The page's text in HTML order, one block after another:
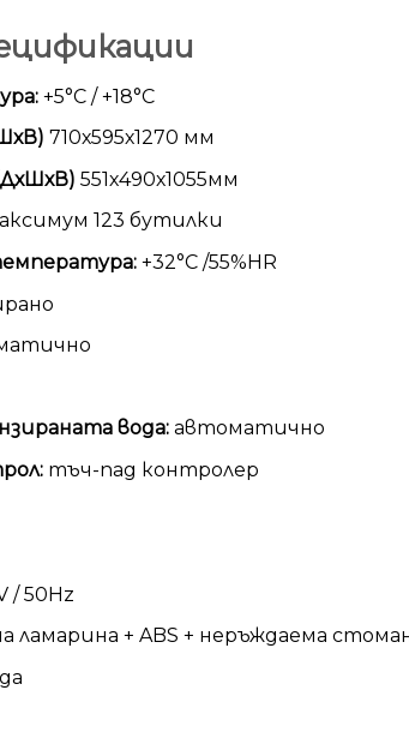
+5°С / +18°С
710х595х1270 мм
551х490х1055мм
123 бутилки
+32°С /55%HR
вода:автоматично
тъч-пад контролер
/ 50Hz
ламарина + ABS + неръждаема